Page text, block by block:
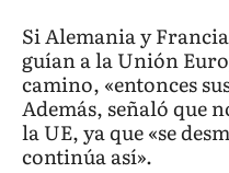
Si Alemania y
guían a la Unión
camino, «entonces
Además, señaló que
la UE, ya que «se
continúa así».